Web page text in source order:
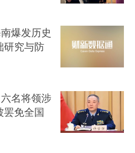
爆发历史
研究与防
名将领涉
罢免全国